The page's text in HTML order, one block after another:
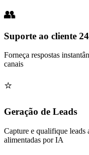
Suporte ao cliente
Forneça respostas
canais
Geração de Leads
Capture e qualifique leads
alimentadas por IA